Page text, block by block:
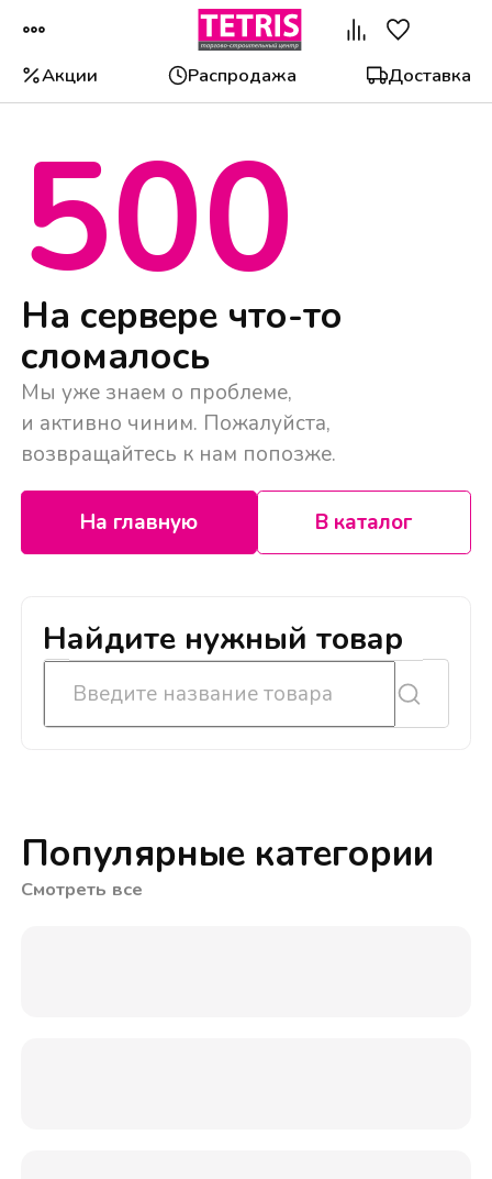
Акции Распродажа Доставка
500
На сервере что-то
сломалось
Мы уже знаем о проблеме,
и активно чиним. Пожалуйста,
возвращайтесь к нам попозже.
На главную В каталог
Найдите нужный товар
Популярные категории
Смотреть все